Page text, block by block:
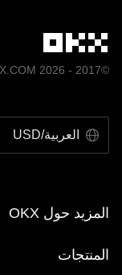
©2017 - 2026 OKX.COM
العربية/USD
المزيد حول OKX
المنتجات